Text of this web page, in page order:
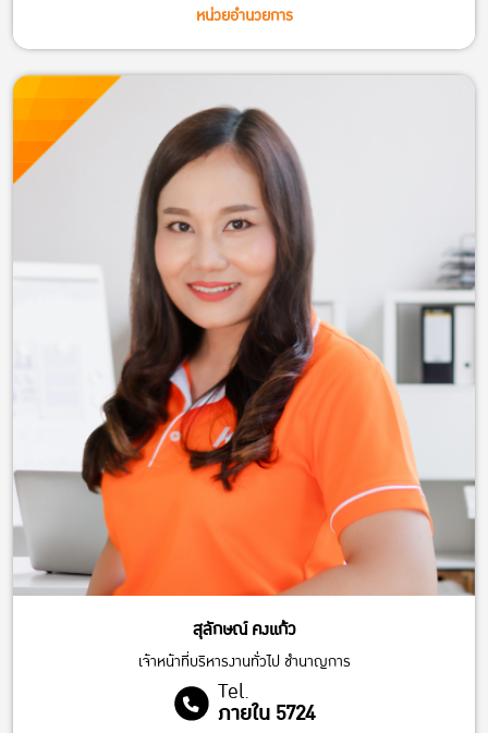
หน่วยอำนวยการ
สุลักษณ์ คงแก้ว
เจ้าหน้าที่บริหารงานทั่วไป ชำนาญการ
Tel.
ภายใน 5724